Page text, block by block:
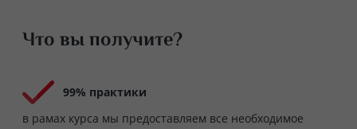
Что вы получите?
99% практики
в рамах курса мы предоставляем все необходимое